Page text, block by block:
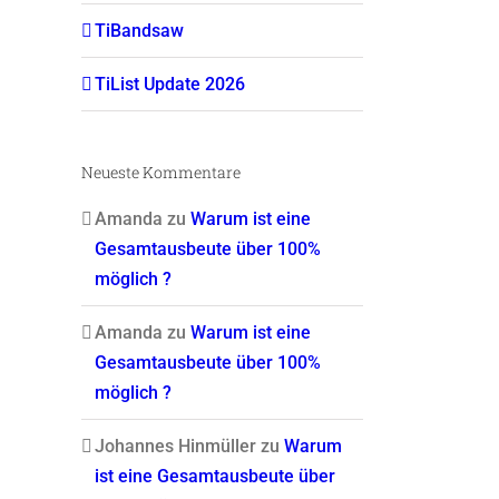
TiBandsaw
TiList Update 2026
Neueste Kommentare
Amanda zu Warum ist eine
Gesamtausbeute über 100%
möglich ?
Amanda zu Warum ist eine
Gesamtausbeute über 100%
möglich ?
Johannes Hinmüller zu Warum
ist eine Gesamtausbeute über